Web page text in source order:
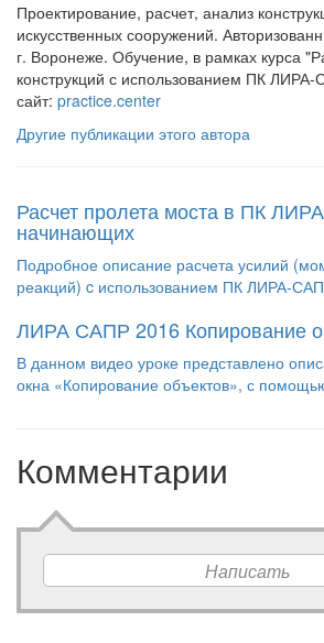
Проектирование, расчет, анализ
искусственных сооружений.
г. Воронеже. Обучение, в рамках курса
конструкций с использованием ПК
сайт: practice.center
Другие публикации этого автора
Расчет пролета моста в ПК
начинающих
Подробное описание расчета усилий
реакций) c использованием ПК ЛИРА-
ЛИРА САПР 2016 Копирование
В данном видео уроке представлено
окна «Копирование объектов», с
Комментарии
Написать